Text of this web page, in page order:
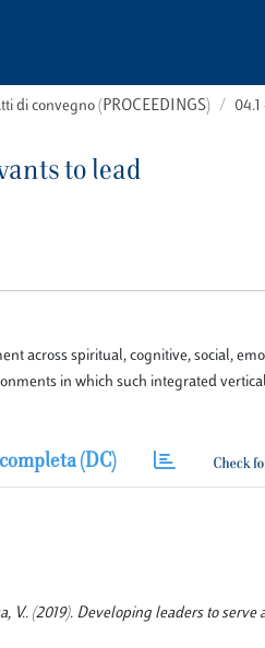
di convegno (PROCEEDINGS)
to lead
across spiritual, cognitive, social,
in which such integrated
(DC)
V.. (2019). Developing leaders to